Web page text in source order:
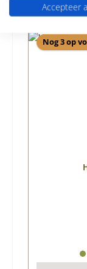
Productgalerij
Vergelijkbare
Nog 3 op
Accepteer